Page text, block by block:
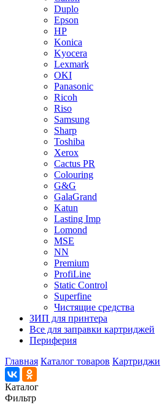
Duplo
Epson
HP
Konica
Kyocera
Lexmark
OKI
Panasonic
Ricoh
Riso
Samsung
Sharp
Toshiba
Xerox
Cactus PR
Colouring
G&G
GalaGrand
Katun
Lasting Imp
Lomond
MSE
NN
Premium
ProfiLine
Static Control
Superfine
Чистящие средства
ЗИП для принтера
Все для заправки картриджей
Периферия
Главная Каталог товаров Картриджи
Каталог
Фильтр